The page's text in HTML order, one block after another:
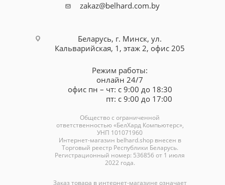
zakaz@belhard.com.by
Беларусь, г. Минск, ул.
Кальварийская, 1, этаж 2, офис 205
Режим работы:
онлайн 24/7
офис пн – чт: с 9:00 до 18:30
пт: с 9:00 до 17:00
Общество с ограниченной
ответственностью «БелХард Компьютерс»,
УНП 101071960
Интернет-магазин belhard.shopвнесен в
Торговый реестр Республики Беларусь.
Регистрационный номер: 536856 от 1 июля
2022 года.
Заказ товара в интернет-магазине означает